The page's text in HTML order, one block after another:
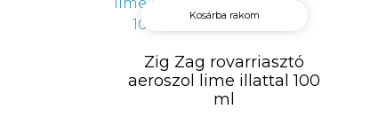
Kosárba rakom
Zig Zag rovarriasztó
aeroszol lime illattal 100
ml